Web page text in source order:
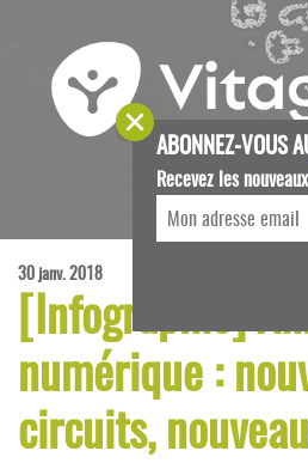
30 janv. 2018
[Infographie]
numérique :
circuits,
ABONNEZ-VOUS
Recevez les